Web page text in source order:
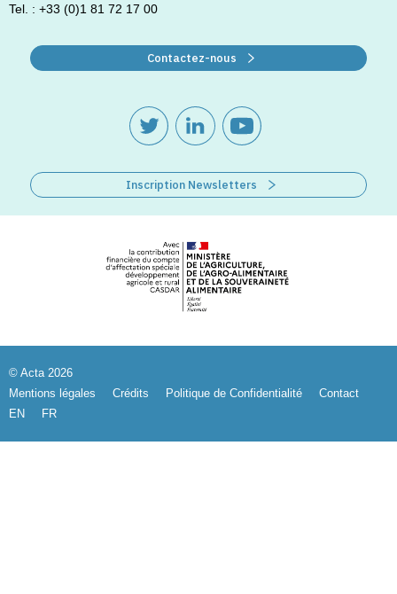
Tel. : +33 (0)1 81 72 17 00
Contactez-nous
Inscription Newsletters
© Acta 2026
Mentions légales
Crédits Politique de Confidentialité
Contact
EN
FR